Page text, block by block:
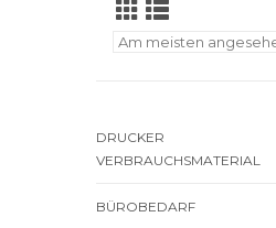
DRUCKER
VERBRAUCHSMATERIAL
BÜROBEDARF